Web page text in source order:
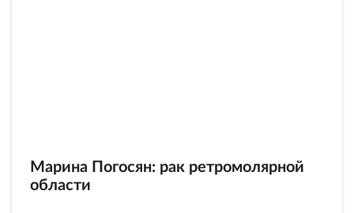
Марина Погосян: рак ретромолярной
области